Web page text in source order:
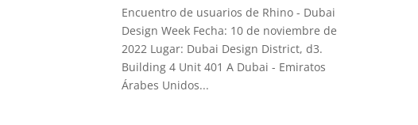
Encuentro de usuarios de Rhino - Dubai
Design Week Fecha: 10 de noviembre de
2022 Lugar: Dubai Design District, d3.
Building 4 Unit 401 A Dubai - Emiratos
Árabes Unidos...